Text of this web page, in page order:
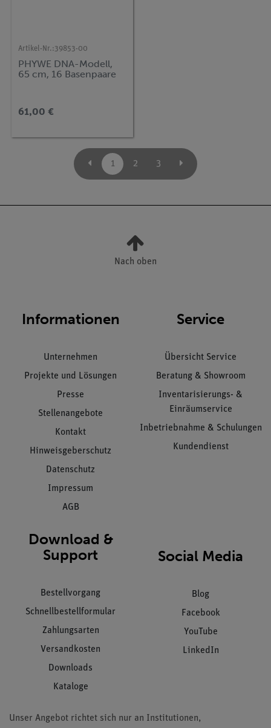
Artikel-Nr.:39853-00
PHYWE DNA-Modell,
65 cm, 16 Basenpaare
61,00 €
1 2 3
Nach oben
Informationen
Unternehmen
Projekte und Lösungen
Presse
Stellenangebote
Kontakt
Hinweisgeberschutz
Datenschutz
Impressum
AGB
Service
Übersicht Service
Beratung & Showroom
Inventarisierungs- &
Einräumservice
Inbetriebnahme & Schulungen
Kundendienst
Download &
Support
Bestellvorgang
Schnellbestellformular
Zahlungsarten
Versandkosten
Downloads
Kataloge
Social Media
Blog
Facebook
YouTube
LinkedIn
Unser Angebot richtet sich nur an Institutionen,